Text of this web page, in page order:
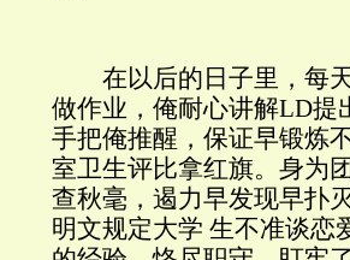
在以后的日子里，每天
做作业，俺耐心讲解LD提
手把俺推醒，保证早锻炼
室卫生评比拿红旗。身为
查秋毫，遏力早发现早扑
明文规定大学 生不准谈恋